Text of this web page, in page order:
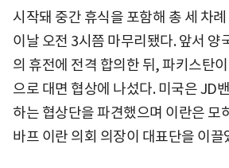
시작돼 중간 휴식을 포함해 총 세 차
이날 오전 3시쯤 마무리됐다. 앞서 양
의 휴전에 전격 합의한 뒤, 파키스탄
으로 대면 협상에 나섰다. 미국은 JD
하는 협상단을 파견했으며 이란은 모
바프 이란 의회 의장이 대표단을 이끌